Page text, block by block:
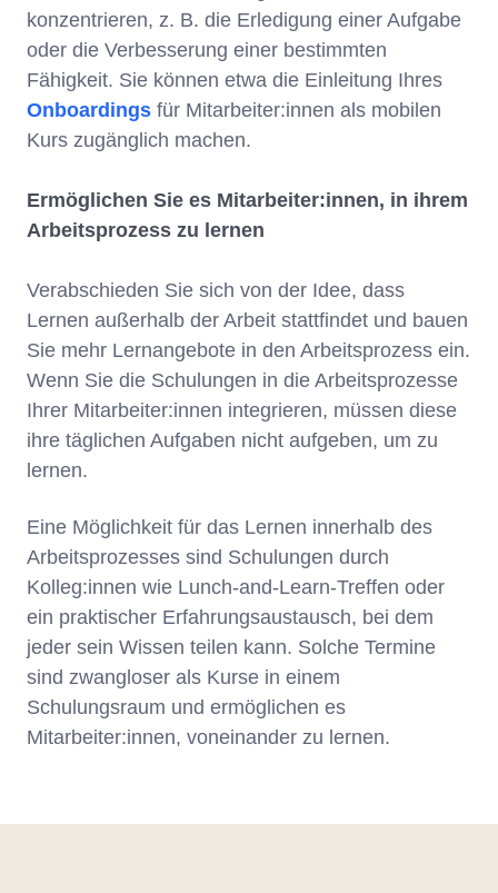
konzentrieren, z. B. die Erledigung einer Aufgabe
oder die Verbesserung einer bestimmten
Fähigkeit. Sie können etwa die Einleitung Ihres
Onboardings für Mitarbeiter:innen als mobilen
Kurs zugänglich machen.
Ermöglichen Sie es Mitarbeiter:innen, in ihrem
Arbeitsprozess zu lernen
Verabschieden Sie sich von der Idee, dass
Lernen außerhalb der Arbeit stattfindet und bauen
Sie mehr Lernangebote in den Arbeitsprozess ein.
Wenn Sie die Schulungen in die Arbeitsprozesse
Ihrer Mitarbeiter:innen integrieren, müssen diese
ihre täglichen Aufgaben nicht aufgeben, um zu
lernen.
Eine Möglichkeit für das Lernen innerhalb des
Arbeitsprozesses sind Schulungen durch
Kolleg:innen wie Lunch-and-Learn-Treffen oder
ein praktischer Erfahrungsaustausch, bei dem
jeder sein Wissen teilen kann. Solche Termine
sind zwangloser als Kurse in einem
Schulungsraum und ermöglichen es
Mitarbeiter:innen, voneinander zu lernen.